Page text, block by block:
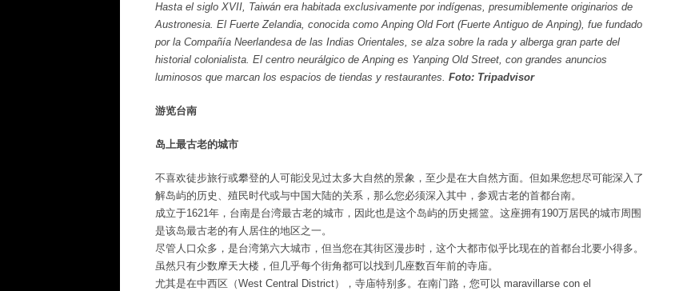
Hasta el siglo XVII, Taiwán era habitada exclusivamente por indígenas, presumiblemente originarios de
Austronesia. El Fuerte Zelandia, conocida como Anping Old Fort (Fuerte Antiguo de Anping), fue fundado
por la Compañía Neerlandesa de las Indias Orientales, se alza sobre la rada y alberga gran parte del
historial colonialista. El centro neurálgico de Anping es Yanping Old Street, con grandes anuncios
luminosos que marcan los espacios de tiendas y restaurantes. Foto: Tripadvisor
游览台南
岛上最古老的城市
不喜欢徒步旅行或攀登的人可能没见过太多大自然的景象，至少是在大自然方面。但如果您想尽可能深入了
解岛屿的历史、殖民时代或与中国大陆的关系，那么您必须深入其中，参观古老的首都台南。
成立于1621年，台南是台湾最古老的城市，因此也是这个岛屿的历史摇篮。这座拥有190万居民的城市周围
是该岛最古老的有人居住的地区之一。
尽管人口众多，是台湾第六大城市，但当您在其街区漫步时，这个大都市似乎比现在的首都台北要小得多。
虽然只有少数摩天大楼，但几乎每个街角都可以找到几座数百年前的寺庙。
尤其是在中西区（West Central District），寺庙特别多。在南门路，您可以 maravillarse con el